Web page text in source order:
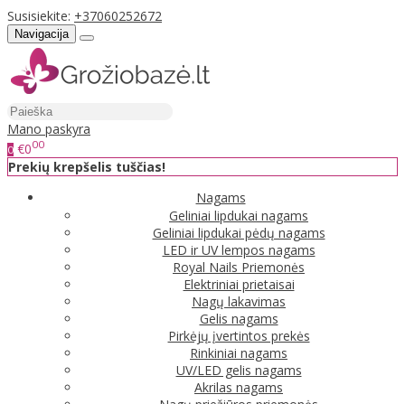
Susisiekite: +37060252672
Navigacija
Mano paskyra
0 €000
Prekių krepšelis tuščias!
Nagams
Geliniai lipdukai nagams
Geliniai lipdukai pėdų nagams
LED ir UV lempos nagams
Royal Nails Priemonės
Elektriniai prietaisai
Nagų lakavimas
Gelis nagams
Pirkėjų įvertintos prekės
Rinkiniai nagams
UV/LED gelis nagams
Akrilas nagams